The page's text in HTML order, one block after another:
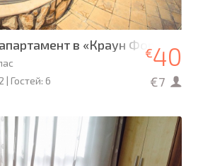
в «Краун Форт Нокс»
Гостей: 6
€40
€7